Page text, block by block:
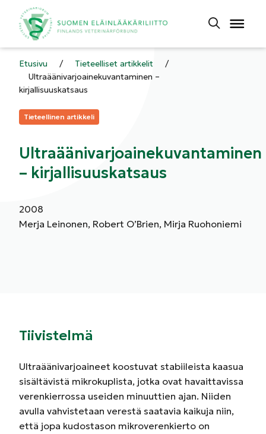
Etusivu / Tieteelliset artikkelit
/
Ultraäänivarjoainekuvantaminen –
kirjallisuuskatsaus
Kategoriat:
Tieteellinen artikkeli
Ultraäänivarjoainekuvantaminen
– kirjallisuuskatsaus
2008
Merja Leinonen, Robert O’Brien, Mirja Ruohoniemi
Tiivistelmä
Ultraäänivarjoaineet koostuvat stabiileista kaasua
sisältävistä mikrokuplista, jotka ovat havaittavissa
verenkierrossa useiden minuuttien ajan. Niiden
avulla vahvistetaan verestä saatavia kaikuja niin,
että jopa kudostason mikroverenkierto on